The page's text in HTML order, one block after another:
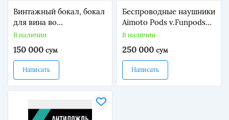
Винтажный бокал, бокал
для вина во
французском стиле,
В наличии
150 000 сум
Написать
Беспроводные наушники
Aimoto Pods v.Funpods
для детей (желтый)
В наличии
250 000 сум
Написать